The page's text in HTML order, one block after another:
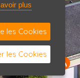
plus
les Cookies
les Cookies